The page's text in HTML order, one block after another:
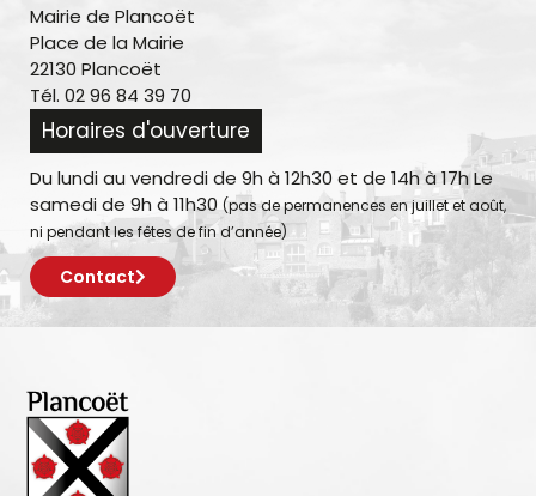
Mairie de Plancoët
Place de la Mairie
22130 Plancoët
Tél. 02 96 84 39 70
Horaires d'ouverture
Du lundi au vendredi de 9h à 12h30 et de 14h à 17h Le
samedi de 9h à 11h30 (pas de permanences en juillet et août,
ni pendant les fêtes de fin d’année)
Contact